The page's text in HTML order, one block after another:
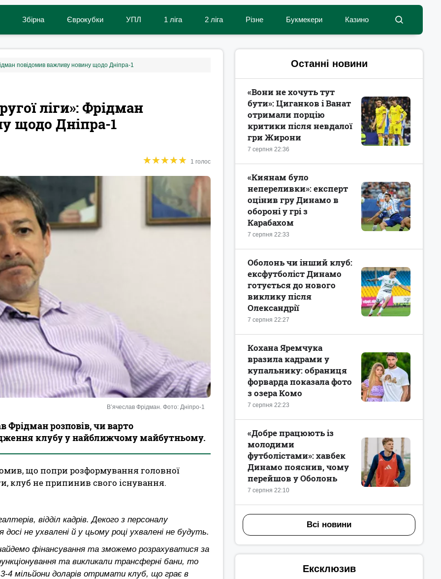
Збірна Єврокубки УПЛ 1 ліга 2 ліга Різне Букмекери Казино
повідомив важливу новину щодо Дніпра-1
ліги‎»: Фрідман
щодо Дніпра-1
★★★★★
★★★★★ 1 голос
В’ячеслав Фрідман. Фото: Дніпро-1
Фрідман розповів, чи варто
клубу у найближчому майбутньому.
що попри розформування головної
клуб не припинив свого існування.
відділ кадрів. Декого з персоналу
не ухвалені й у цьому році ухвалені не будуть.
фінансування та зможемо розрахуватися за
та викликали трансферні бани, то
4 мільйони доларів отримати клуб, що грає в
Останні новини
7 серпня 22:36
«Вони не хочуть тут
бути»: Циганков і Ванат
отримали порцію
критики після невдалої
гри Жирони
7 серпня 22:33
«Киянам було
непереливки»: експерт
оцінив гру Динамо в
обороні у грі з
Карабахом
7 серпня 22:27
Оболонь чи інший клуб:
ексфутболіст Динамо
готується до нового
виклику після
Олександрії
7 серпня 22:23
Кохана Яремчука
вразила кадрами у
купальнику: обраниця
форварда показала фото
з озера Комо
7 серпня 22:10
«Добре працюють із
молодими
футболістами»: хавбек
Динамо пояснив, чому
перейшов у Оболонь
Всі новини
Ексклюзив